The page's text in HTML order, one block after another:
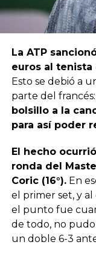
La ATP
euros al tenista
Esto se debió a
parte del francés:
bolsillo a la
para así poder
El hecho
ronda del
Coric (16°).En
el primer set, y
el punto fue
de todo, no
un doble 6-3